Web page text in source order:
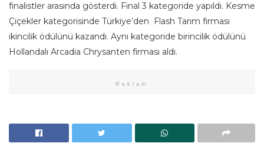
finalistler arasında gösterdi. Final 3 kategoride yapıldı. Kesme
Çiçekler kategorisinde Türkiye’den Flash Tarım firması
ikincilik ödülünü kazandı. Aynı kategoride birincilik ödülünü
Hollandalı Arcadia Chrysanten firması aldı.
Reklam